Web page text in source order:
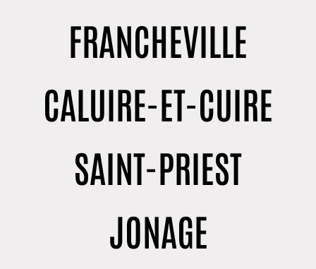
FRANCHEVILLE
CALUIRE-ET-CUIRE
SAINT-PRIEST
JONAGE